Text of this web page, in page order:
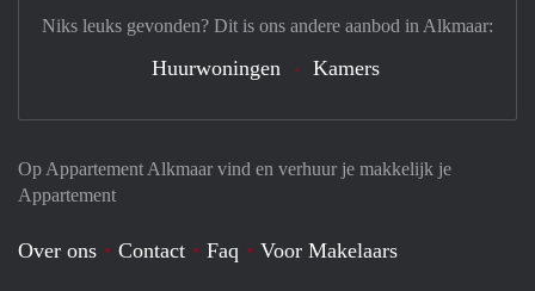
Op Appartement Alkmaar vind en verhuur je makkelijk je
Appartement
Over ons Contact Faq
Voor Makelaars
Niks leuks gevonden? Dit is ons andere aanbod in Alkmaar:
Huurwoningen Kamers